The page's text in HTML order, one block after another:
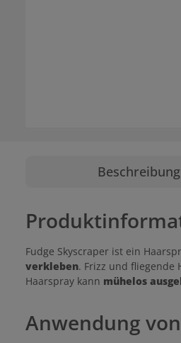
Beschreibung
Fudge Skyscraper ist ein
verkleben. Frizz und
Haarspray kann mühelos
Anwendung